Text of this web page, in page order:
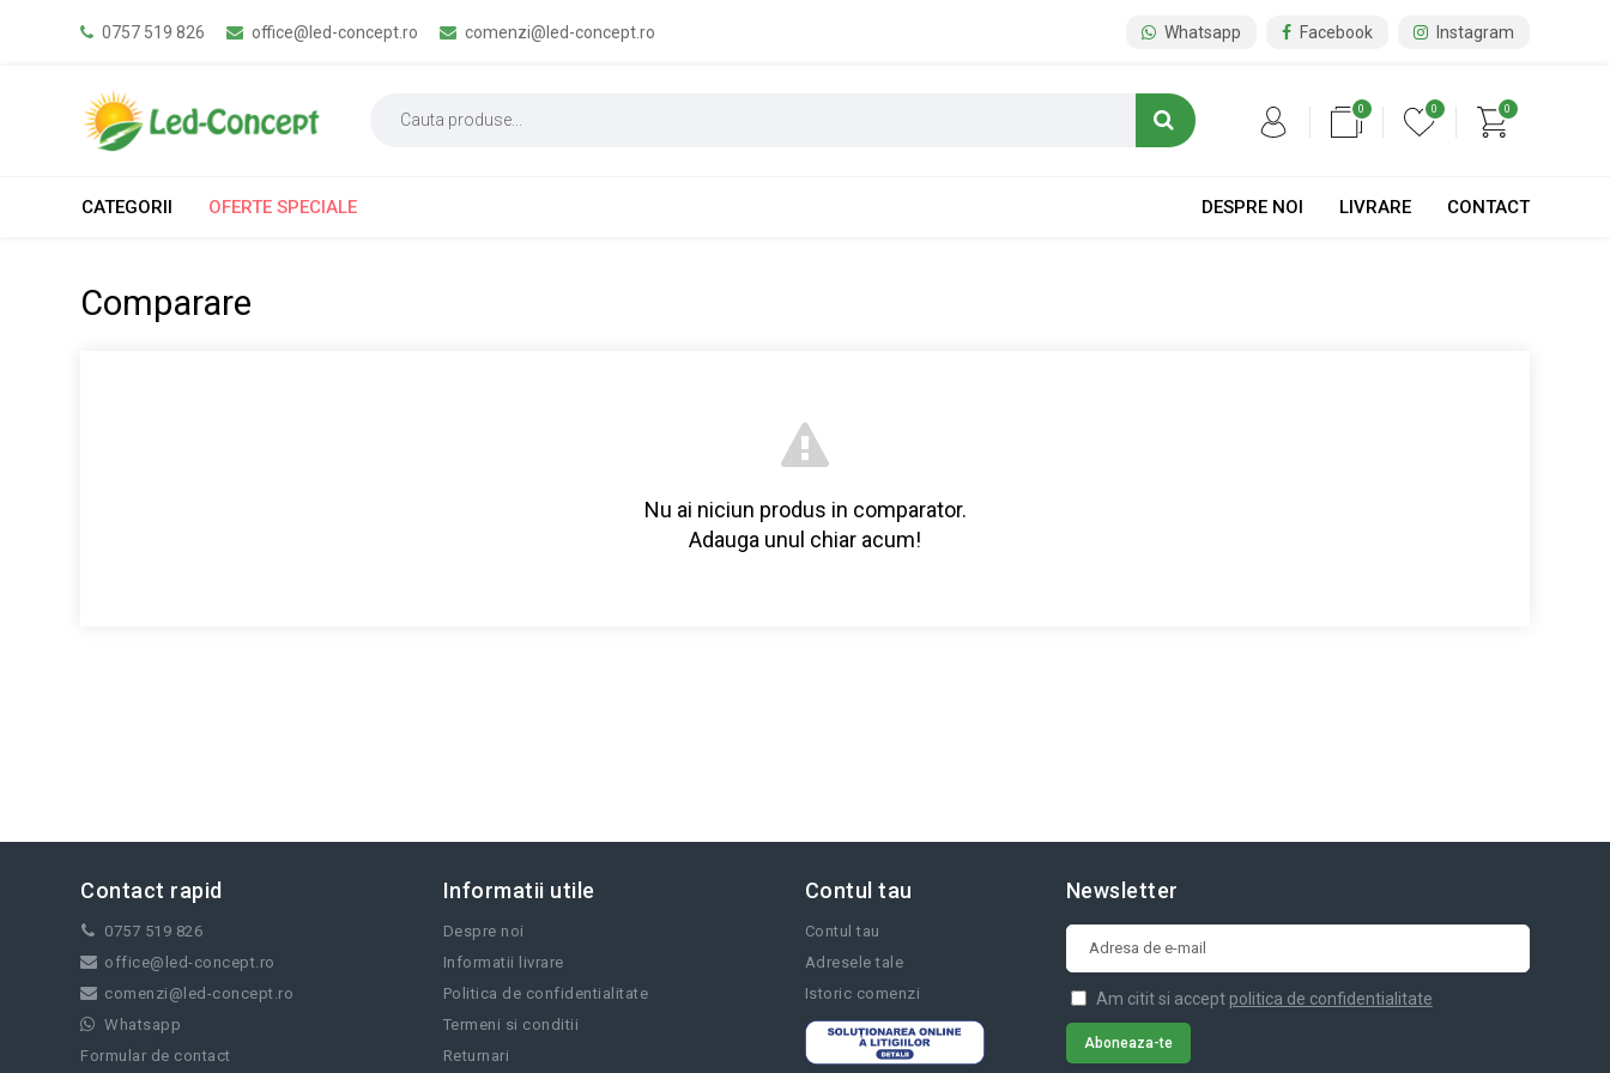
0757 519 826 office@led-concept.ro comenzi@led-concept.ro Whatsapp Facebook Instagram
0
0
0
CATEGORII OFERTE SPECIALE CONTACT
LIVRARE
DESPRE NOI
Comparare
Nu ai niciun produs in comparator.
Adauga unul chiar acum!
Contact rapid
0757 519 826
office@led-concept.ro
comenzi@led-concept.ro
Whatsapp
Formular de contact
Informatii utile
Despre noi
Informatii livrare
Politica de confidentialitate
Termeni si conditii
Returnari
Contul tau
Contul tau
Adresele tale
Istoric comenzi
Newsletter
Am citit si accept politica de confidentialitate